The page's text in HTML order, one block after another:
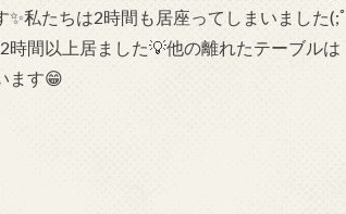
私たちは2時間も居座ってしまいました(;ﾟ
間以上居ました💡他の離れたテーブルは
ます😁